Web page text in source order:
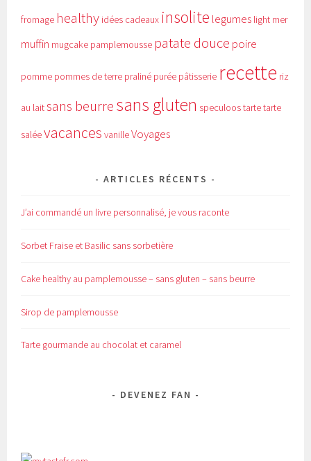
fromage healthy idées cadeaux insolite legumes light mer
muffin mugcake pamplemousse patate douce poire
pomme pommes de terre praliné purée pâtisserie recette riz
au laitsans beurresans gluten speculoostartetarte
saléevacances vanilleVoyages
ARTICLES RÉCENTS
J’ai commandé un livre personnalisé, je vous raconte
Sorbet Fraise et Basilic sans sorbetière
Cake healthy au pamplemousse – sans gluten – sans beurre
Sirop de pamplemousse
Tarte gourmande au chocolat et caramel
DEVENEZ FAN